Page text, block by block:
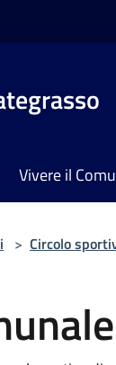
Vivere il
> Circolo